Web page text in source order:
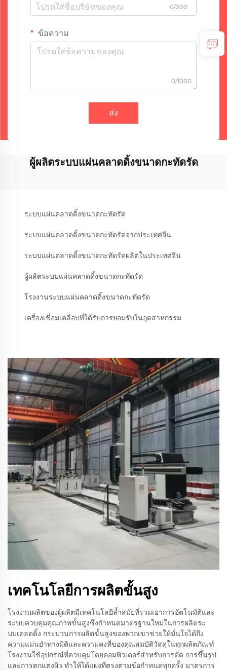
0/200
ข้อความ
0/1000
ส่ง
ผู้ผลิตระบบแผ่นคลาดดิ้งขนาดกะทัดรัด
ระบบแผ่นคลาดดิ้งขนาดกะทัดรัด
ระบบแผ่นคลาดดิ้งขนาดกะทัดรัดจากประเทศจีน
ระบบแผ่นคลาดดิ้งขนาดกะทัดรัดผลิตในประเทศจีน
ผู้ผลิตระบบแผ่นคลาดดิ้งขนาดกะทัดรัด
โรงงานระบบแผ่นคลาดดิ้งขนาดกะทัดรัด
เครื่องเชื่อมเคลือบที่ได้รับการยอมรับในอุตสาหกรรม
เทคโนโลยีการผลิตขั้นสูง
โรงงานผลิตของผู้ผลิตมีเทคโนโลยีล้ำสมัยที่รวมเอาการอัตโนมัติและ
ระบบควบคุมคุณภาพขั้นสูงซึ่งกำหนดมาตรฐานใหม่ในการผลิตระ
บบเคลดดิ้ง กระบวนการผลิตขั้นสูงของพวกเขาช่วยให้มั่นใจได้ถึง
ความแม่นยำทางมิติและความคงที่ของคุณสมบัติวัสดุในทุกผลิตภัณฑ์
โรงงานใช้อุปกรณ์ที่ควบคุมโดยคอมพิวเตอร์สำหรับการตัด การขึ้นรูป
และการตกแต่งผิว ทำให้ได้แผงที่ตรงตามข้อกำหนดทุกครั้ง มาตรการ